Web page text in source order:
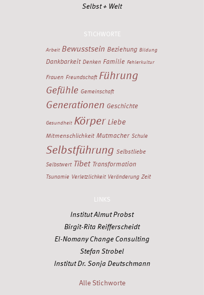
Selbst + Welt
STICHWORTE
Arbeit Bewusstsein Beziehung Bildung
Dankbarkeit Denken Familie Fehlerkultur
Frauen Freundschaft Führung
Gefühle Gemeinschaft
Generationen Geschichte
Gesundheit KörperLiebe
Mitmenschlichkeit Mutmacher Schule
Selbstführung Selbstliebe
Selbstwert Tibet Transformation
Tsunamie Verletzlichkeit Veränderung Zeit
LINKS
Institut Almut Probst
Birgit-Rita Reifferscheidt
El-Nomany Change Consulting
Stefan Strobel
Institut Dr. Sonja Deutschmann
Alle Stichworte